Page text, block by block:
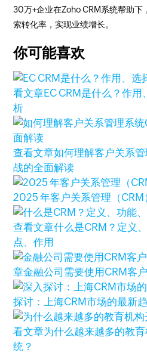
30万+企业在Zoho CRM系统帮助
索转化率，实现业绩增长。
你可能喜欢
看文章EC CRM是什么？作
析
查看文章如何理解客户关系
战的全面解读
2025 年客户关系管理（CRM
查看文章什么是CRM？定义
点、作用
章金融公司需要使用CRM客
探讨：上海CRM市场的最新
看文章为什么越来越多的教
统？